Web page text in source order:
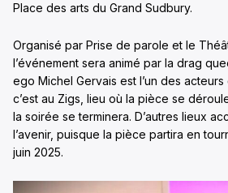
Place des arts du Grand Sudbury.
Organisé par Prise de parole et le
l’événement sera animé par la drag
ego Michel Gervais est l’un des
c’est au Zigs, lieu où la pièce se
la soirée se terminera. D’autres lieux
l’avenir, puisque la pièce partira en
juin 2025.